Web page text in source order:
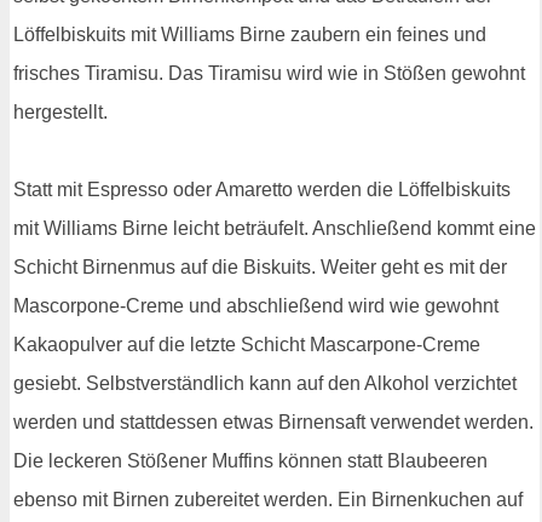
Löffelbiskuits mit Williams Birne zaubern ein feines und
frisches Tiramisu. Das Tiramisu wird wie in Stößen gewohnt
hergestellt.
Statt mit Espresso oder Amaretto werden die Löffelbiskuits
mit Williams Birne leicht beträufelt. Anschließend kommt eine
Schicht Birnenmus auf die Biskuits. Weiter geht es mit der
Mascorpone-Creme und abschließend wird wie gewohnt
Kakaopulver auf die letzte Schicht Mascarpone-Creme
gesiebt. Selbstverständlich kann auf den Alkohol verzichtet
werden und stattdessen etwas Birnensaft verwendet werden.
Die leckeren Stößener Muffins können statt Blaubeeren
ebenso mit Birnen zubereitet werden. Ein Birnenkuchen auf